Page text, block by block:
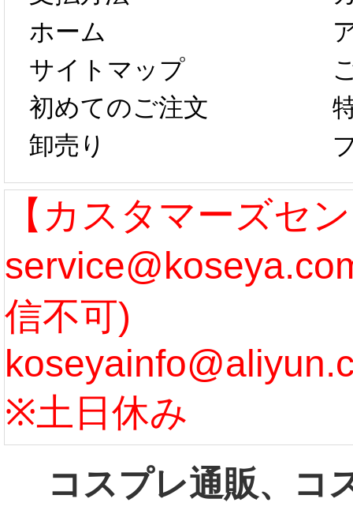
は、2月25日か
らコスプレ制
作、発送予定と
なります。 ...
[more]
字半
第二
たし
ル期
まで
う...
ホーム
サイトマップ
初めてのご注文
卸売り
【カスタマーズセ
信不可)
※土日休み
コスプレ通販、コ